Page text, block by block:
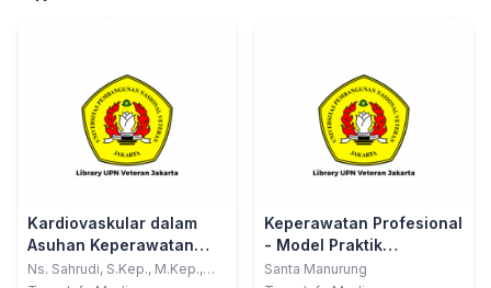
Kardiovaskular dalam
Asuhan Keperawatan
Medikal Bedah - dengan
Ns. Sahrudi, S.Kep., M.Kep.,
Keperawatan Profesional
- Model Praktik
Keperawatan Profesional
Santa Manurung